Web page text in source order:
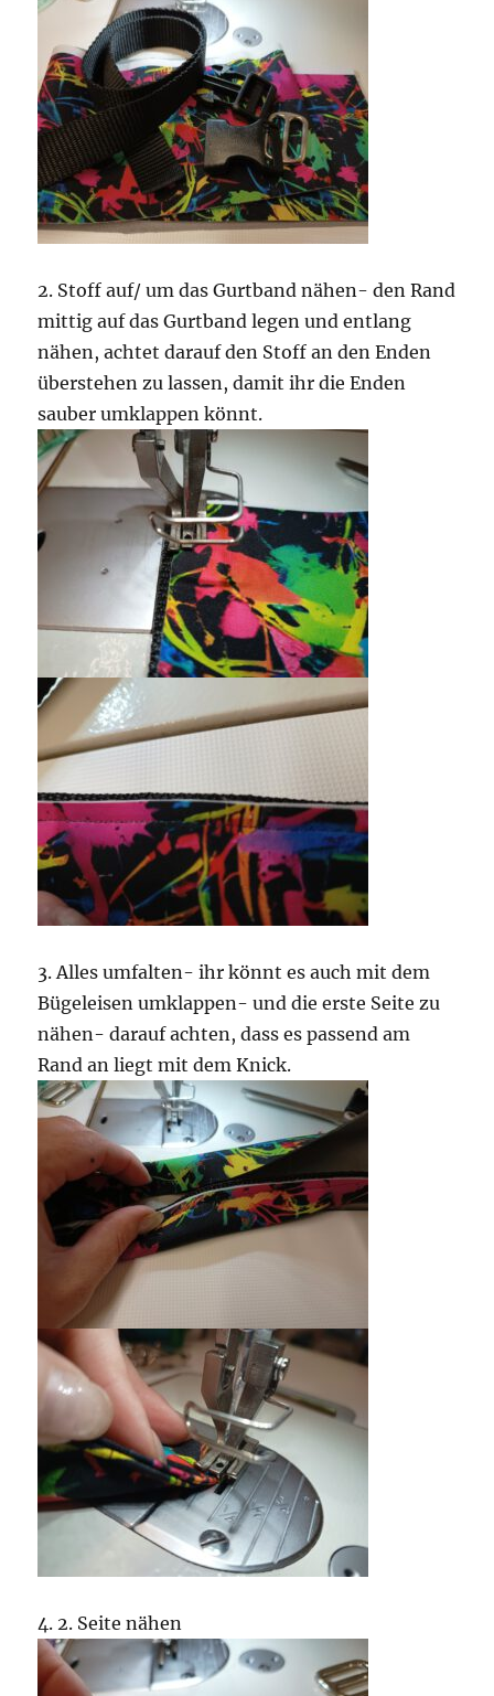
2. Stoff auf/ um das Gurtband nähen- den Rand
mittig auf das Gurtband legen und entlang
nähen, achtet darauf den Stoff an den Enden
überstehen zu lassen, damit ihr die Enden
sauber umklappen könnt.
3. Alles umfalten- ihr könnt es auch mit dem
Bügeleisen umklappen- und die erste Seite zu
nähen- darauf achten, dass es passend am
Rand an liegt mit dem Knick.
4. 2. Seite nähen